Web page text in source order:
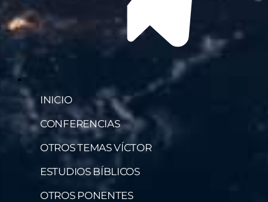
INICIO
CONFERENCIAS
OTROS TEMAS VÍCTOR
ESTUDIOS BÍBLICOS
OTROS PONENTES